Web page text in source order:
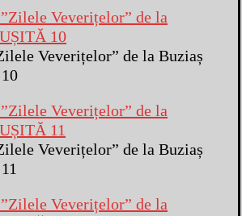
Veverițelor” de la Buziaș
Veverițelor” de la Buziaș